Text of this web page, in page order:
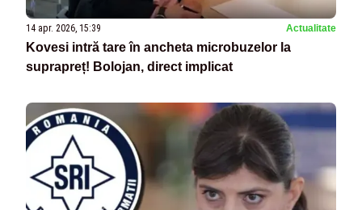
14 apr. 2026, 15:39 Actualitate
Kovesi intră tare în ancheta microbuzelor la
suprapreț! Bolojan, direct implicat